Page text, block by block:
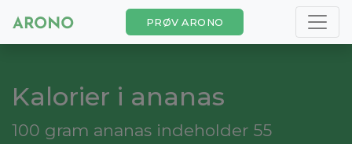
PRØV ARONO
Kalorier i ananas
100 gram ananas indeholder 55